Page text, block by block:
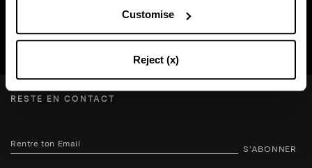
Customise
Reject (x)
RECHERCHE BOUTIQUE
RESTE EN CONTACT
S’ABONNER